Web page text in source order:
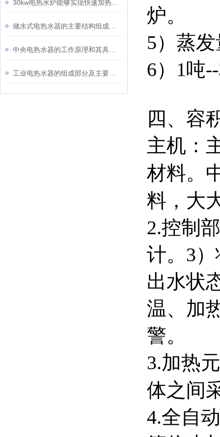
炉。
5）蒸
6）1吨
四、容
主机：
材料。
料，大
2.控制
计。3
出水状
温、加
警。
3.加热
体之间
4.全自